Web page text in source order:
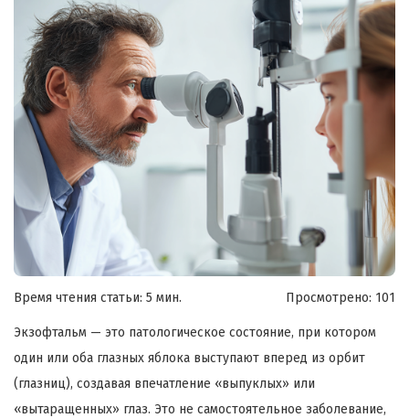
Время чтения статьи: 5 мин. Просмотрено: 101
Экзофтальм — это патологическое состояние, при котором
один или оба глазных яблока выступают вперед из орбит
(глазниц), создавая впечатление «выпуклых» или
«вытаращенных» глаз. Это не самостоятельное заболевание,
Ваш e-mail:*
Я согласен наобработку моих персональных данных